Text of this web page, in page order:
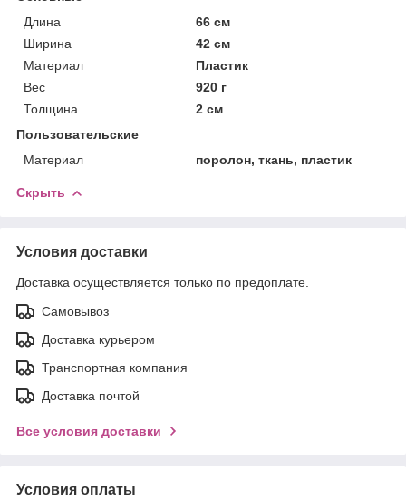
Длина
66 см
Ширина
42 см
Материал
Пластик
Вес
920 г
Толщина
2 см
Пользовательские
Материал
поролон, ткань, пластик
Скрыть
Условия доставки
Доставка осуществляется только по предоплате.
Самовывоз
Доставка курьером
Транспортная компания
Доставка почтой
Все условия доставки
Условия оплаты